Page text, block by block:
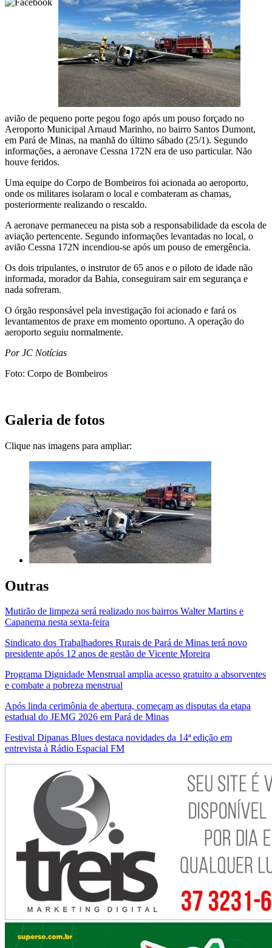
avião de pequeno porte pegou fogo após um pouso forçado no
Aeroporto Municipal Arnaud Marinho, no bairro Santos Dumont,
em Pará de Minas, na manhã do último sábado (25/1). Segundo
informações, a aeronave Cessna 172N era de uso particular. Não
houve feridos.
Uma equipe do Corpo de Bombeiros foi acionada ao aeroporto,
onde os militares isolaram o local e combateram as chamas,
posteriormente realizando o rescaldo.
A aeronave permaneceu na pista sob a responsabilidade da escola de
aviação pertencente. Segundo informações levantadas no local, o
avião Cessna 172N incendiou-se após um pouso de emergência.
Os dois tripulantes, o instrutor de 65 anos e o piloto de idade não
informada, morador da Bahia, conseguiram sair em segurança e
nada sofreram.
O órgão responsável pela investigação foi acionado e fará os
levantamentos de praxe em momento oportuno. A operação do
aeroporto seguiu normalmente.
Por JC Notícias
Foto: Corpo de Bombeiros
Galeria de fotos
Clique nas imagens para ampliar:
Outras
Mutirão de limpeza será realizado nos bairros Walter Martins e
Capanema nesta sexta-feira
Sindicato dos Trabalhadores Rurais de Pará de Minas terá novo
presidente após 12 anos de gestão de Vicente Moreira
Programa Dignidade Menstrual amplia acesso gratuito a absorventes
e combate a pobreza menstrual
Após linda cerimônia de abertura, começam as disputas da etapa
estadual do JEMG 2026 em Pará de Minas
Festival Dipanas Blues destaca novidades da 14ª edição em
entrevista à Rádio Espacial FM